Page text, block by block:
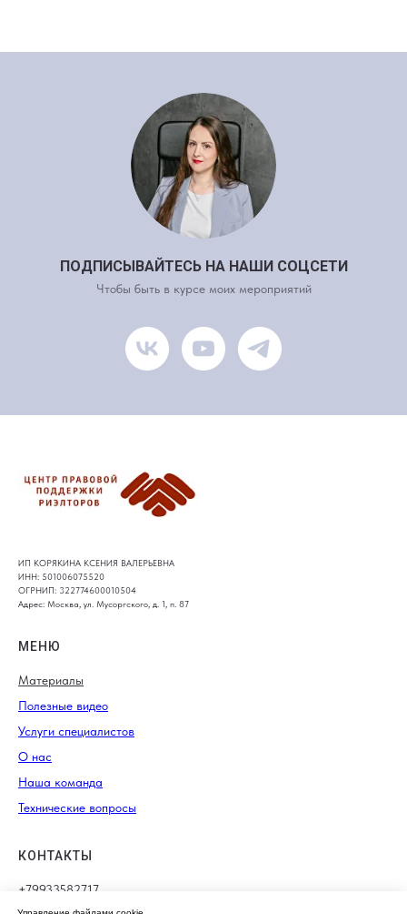
ПОДПИСЫВАЙТЕСЬ НА НАШИ СОЦСЕТИ
Чтобы быть в курсе моих мероприятий
ИП КОРЯКИНА КСЕНИЯ ВАЛЕРЬЕВНА
ИНН: 501006075520
ОГРНИП: 322774600010504
Адрес: Москва, ул. Мусоргского, д. 1, п. 87
МЕНЮ
Материалы
Полезные видео
Услуги специалистов
О нас
Наша команда
Технические вопросы
КОНТАКТЫ
+79933582717